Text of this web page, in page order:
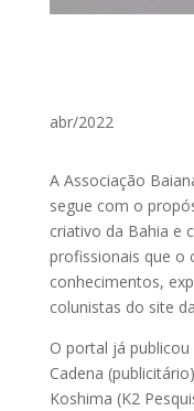
abr/2022
A Associação
segue com o
criativo da Bahia e
profissionais que o
conhecimentos,
colunistas do site
O portal já
Cadena
Koshima (K2